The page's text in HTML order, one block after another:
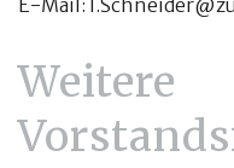
E-Mail:
Weitere